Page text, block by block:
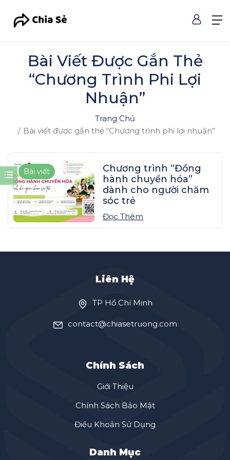
Bài Viết Được Gắn Thẻ
“Chương Trình Phi Lợi
Nhuận”
Trang Chủ
Bài viết được gắn thẻ “Chương trình phi lợi nhuận”
Bài viết
Chương trình “Đồng
hành chuyển hóa”
dành cho người chăm
sóc trẻ
Đọc Thêm
Liên Hệ
TP Hồ Chí Minh
contact@chiasetruong.com
Chính Sách
Giới Thiệu
Chính Sách Bảo Mật
Điều Khoản Sử Dụng
Danh Mục